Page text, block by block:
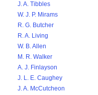
J. A. Tibbles
W. J. P. Mirams
R. G. Butcher
R. A. Living
W. B. Allen
M. R. Walker
A. J. Finlayson
J. L. E. Caughey
J. A. McCutcheon